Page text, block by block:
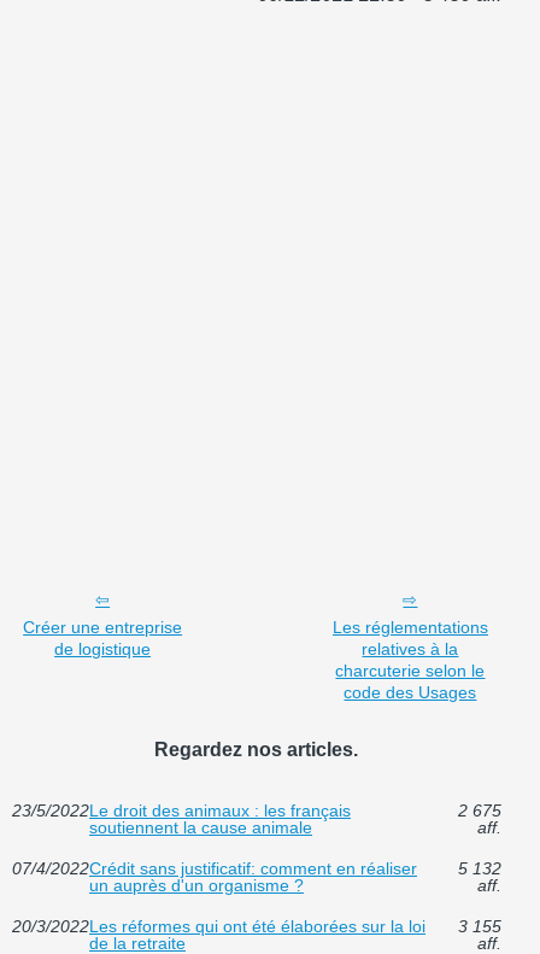
Créer une entreprise
de logistique
Les réglementations
relatives à la
charcuterie selon le
code des Usages
Regardez nos articles.
23/5/2022Le droit des animaux : les français
soutiennent la cause animale
2 675
aff.
07/4/2022Crédit sans justificatif: comment en réaliser
un auprès d'un organisme ?
5 132
aff.
20/3/2022Les réformes qui ont été élaborées sur la loi
de la retraite
3 155
aff.